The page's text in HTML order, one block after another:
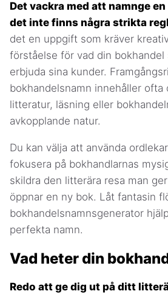
Det vackra med att namnge
det inte finns några strikta
det en uppgift som kräver
förståelse för vad din
erbjuda sina kunder.
bokhandelsnamn innehåller ofta
litteratur, läsning eller
avkopplande natur.
Du kan välja att använda
fokusera på bokhandlarnas
skildra den litterära resa man
öppnar en ny bok. Låt fantasin
bokhandelsnamnsgenerator
perfekta namn.
Vad heter din
Redo att ge dig ut på ditt